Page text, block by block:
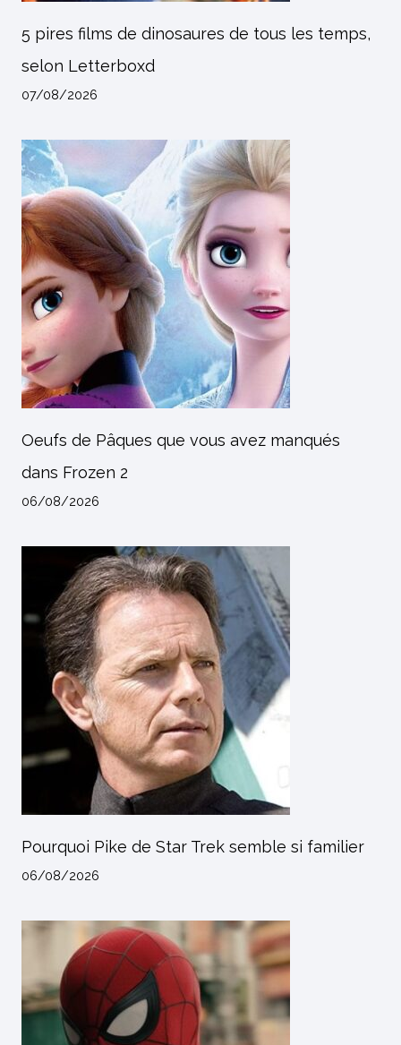
5 pires films de dinosaures de tous les temps,
selon Letterboxd
07/08/2026
Oeufs de Pâques que vous avez manqués
dans Frozen 2
06/08/2026
Pourquoi Pike de Star Trek semble si familier
06/08/2026